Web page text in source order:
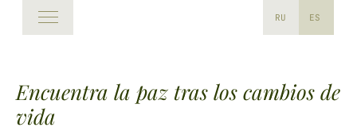
Encuentra la paz tras los cambios de
vida